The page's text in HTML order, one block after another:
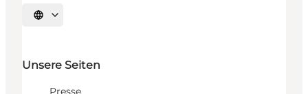
Sprache auswählen
Unsere Seiten
Presse